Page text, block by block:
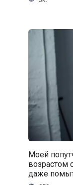
Моей
возрастом
даже